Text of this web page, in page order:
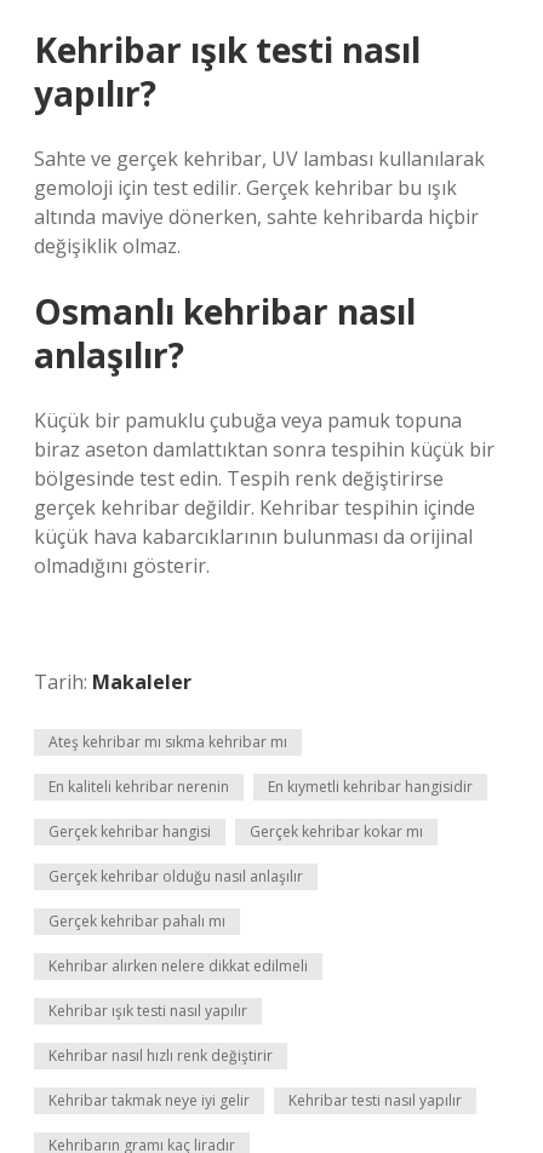
Kehribar ışık testi nasıl
yapılır?
Sahte ve gerçek kehribar, UV lambası kullanılarak
gemoloji için test edilir. Gerçek kehribar bu ışık
altında maviye dönerken, sahte kehribarda hiçbir
değişiklik olmaz.
Osmanlı kehribar nasıl
anlaşılır?
Küçük bir pamuklu çubuğa veya pamuk topuna
biraz aseton damlattıktan sonra tespihin küçük bir
bölgesinde test edin. Tespih renk değiştirirse
gerçek kehribar değildir. Kehribar tespihin içinde
küçük hava kabarcıklarının bulunması da orijinal
olmadığını gösterir.
Tarih: Makaleler
Ateş kehribar mı sıkma kehribar mı
En kaliteli kehribar nerenin En kıymetli kehribar hangisidir
Gerçek kehribar hangisi Gerçek kehribar kokar mı
Gerçek kehribar olduğu nasıl anlaşılır
Gerçek kehribar pahalı mı
Kehribar alırken nelere dikkat edilmeli
Kehribar ışık testi nasıl yapılır
Kehribar nasıl hızlı renk değiştirir
Kehribar takmak neye iyi gelir Kehribar testi nasıl yapılır
Kehribarın gramı kaç liradır